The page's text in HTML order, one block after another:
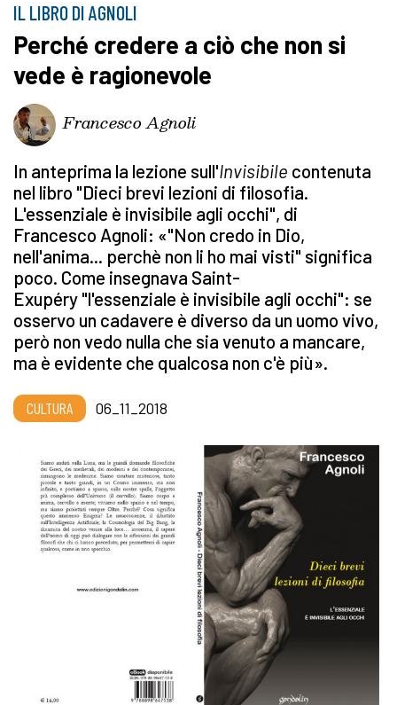
IL LIBRO DI AGNOLI
Perché credere a ciò che non si
vede è ragionevole
Francesco Agnoli
In anteprima la lezione sull'Invisibile contenuta
nel libro "Dieci brevi lezioni di filosofia.
L'essenziale è invisibile agli occhi", di
Francesco Agnoli: «"Non credo in Dio,
nell'anima... perchè non li ho mai visti" significa
poco. Come insegnava Saint-
Exupéry "l'essenziale è invisibile agli occhi": se
osservo un cadavere è diverso da un uomo vivo,
però non vedo nulla che sia venuto a mancare,
ma è evidente che qualcosa non c'è più».
CULTURA 06_11_2018